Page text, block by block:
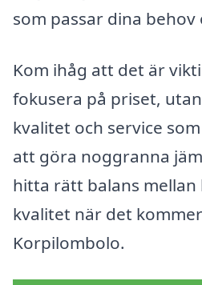
som passar dina
Kom ihåg att det är
fokusera på priset,
kvalitet och service
att göra noggranna
hitta rätt balans mellan
kvalitet när det
Korpilombolo.